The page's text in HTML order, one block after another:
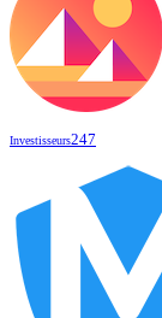
Investisseurs247